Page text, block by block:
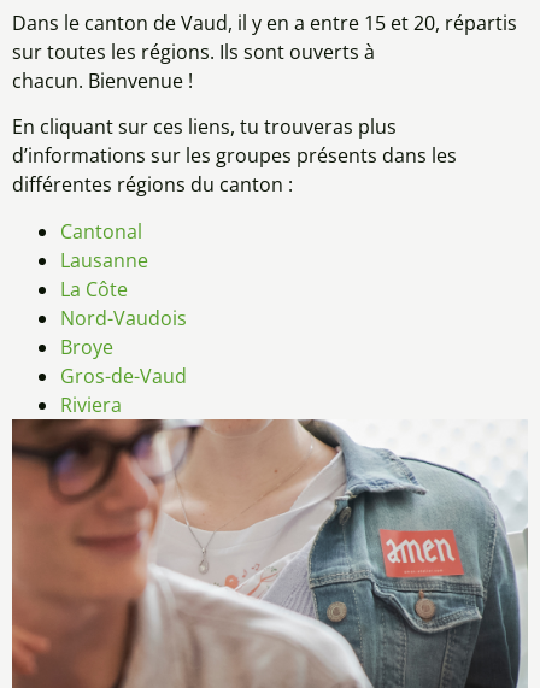
Dans le canton de Vaud, il y en a entre 15 et 20, répartis
sur toutes les régions. Ils sont ouverts à
chacun. Bienvenue !
En cliquant sur ces liens, tu trouveras plus
d’informations sur les groupes présents dans les
différentes régions du canton :
Cantonal
Lausanne
La Côte
Nord-Vaudois
Broye
Gros-de-Vaud
Riviera